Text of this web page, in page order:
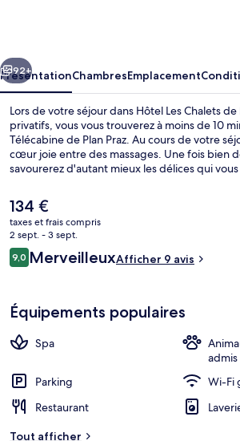
Philippe
avec
Jacuzzis
privatifs
Suivant
92+
PrésentationChambresEmplacement
Lors de votre séjour dans Hôtel Les Chalets
privatifs, vous vous trouverez à moins de 10
Télécabine de Plan Praz. Au cours de votre
cœur joie entre des massages. Une fois bien
savourerez d'autant mieux les délices qui
bains à remous, un sauna et une terrasse.
Le
prix
actuel
est
de
134 €
taxes et frais compris
2 sept. - 3 sept.
Avis
voyageurs
9,09,0 sur 10
MerveilleuxAfficher 9 avis
Équipements populaires
Spa
admis
Parking
Wi-Fi
Restaurant
Tout afficher